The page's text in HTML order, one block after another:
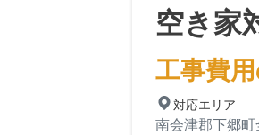
空き家
工事費
対応エリア
南会津郡下郷